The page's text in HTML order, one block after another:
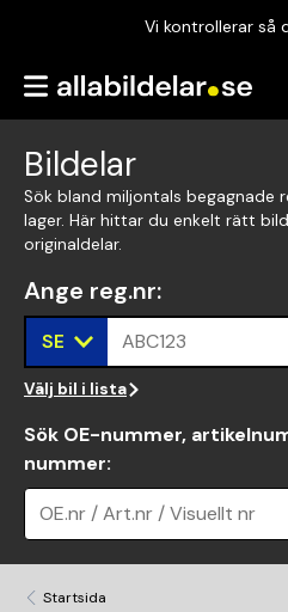
Vi kontrollerar så
Garanterad
Bildelar
Sök bland miljontals begagnade
lager. Här hittar du enkelt rätt
originaldelar.
Ange reg.nr:
SE ABC123
Välj bil i lista
Sök OE-nummer,
nummer:
OE.nr / Art.nr / Visuellt nr
Startsida